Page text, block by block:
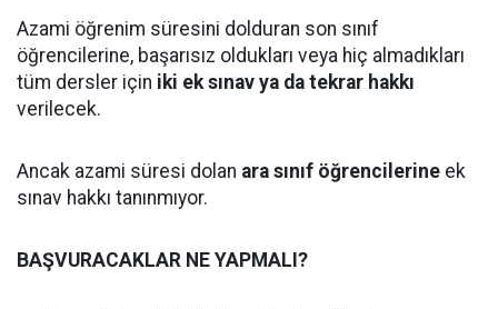
Azami öğrenim süresini dolduran son sınıf
öğrencilerine, başarısız oldukları veya hiç almadıkları
tüm dersler için iki ek sınav ya da tekrar hakkı
verilecek.
Ancak azami süresi dolan ara sınıf öğrencilerine ek
sınav hakkı tanınmıyor.
BAŞVURACAKLAR NE YAPMALI?